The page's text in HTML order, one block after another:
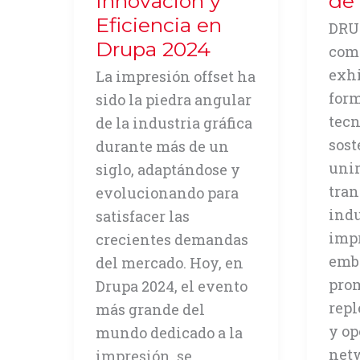
Eficiencia en
Drupa 2024
La impresión offset ha
sido la piedra angular
de la industria gráfica
durante más de un
siglo, adaptándose y
evolucionando para
satisfacer las
crecientes demandas
del mercado. Hoy, en
Drupa 2024, el evento
más grande del
mundo dedicado a la
impresión, se
y